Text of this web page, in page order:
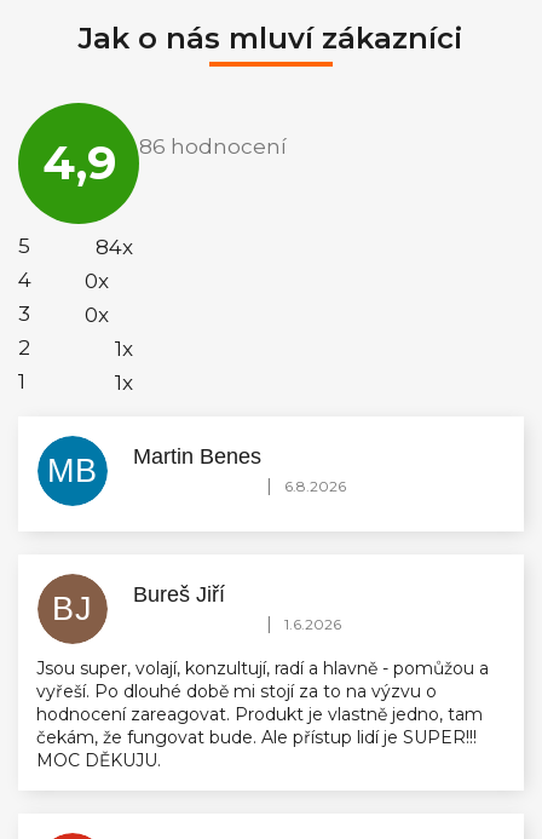
Jak o nás mluví zákazníci
4,9
obchodu
je
86 hodnocení
5
84x
4
0x
3
0x
2
1x
1
1x
MB Martin Benes
Hodnocení obchodu je 5 z 5 hvězdiček.
| 6.8.2026
BJ Bureš Jiří
Hodnocení obchodu je 5 z 5 hvězdiček.
| 1.6.2026
Jsou super, volají, konzultují, radí a hlavně - pomůžou a
vyřeší. Po dlouhé době mi stojí za to na výzvu o
hodnocení zareagovat. Produkt je vlastně jedno, tam
čekám, že fungovat bude. Ale přístup lidí je SUPER!!!
MOC DĚKUJU.